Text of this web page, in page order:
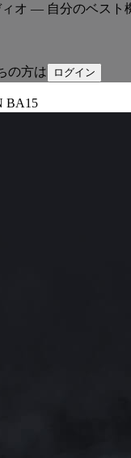
オ — 自分のベスト
の方は ログイン
BA15